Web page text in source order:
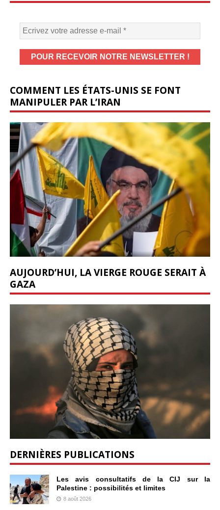
COMMENT LES ÉTATS-UNIS SE FONT
MANIPULER PAR L’IRAN
AUJOURD’HUI, LA VIERGE ROUGE SERAIT À
GAZA
DERNIÈRES PUBLICATIONS
Les avis consultatifs de la CIJ sur la
Palestine : possibilités et limites
8 août 2026